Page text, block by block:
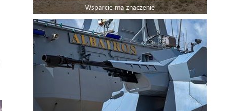
Wsparcie ma znaczenie